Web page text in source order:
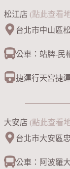
松江店 (點此查看
台北市中山區
公車：站牌-民
捷運行天宮捷
大安店 (點此查看
台北市大安區
公車：阿波羅